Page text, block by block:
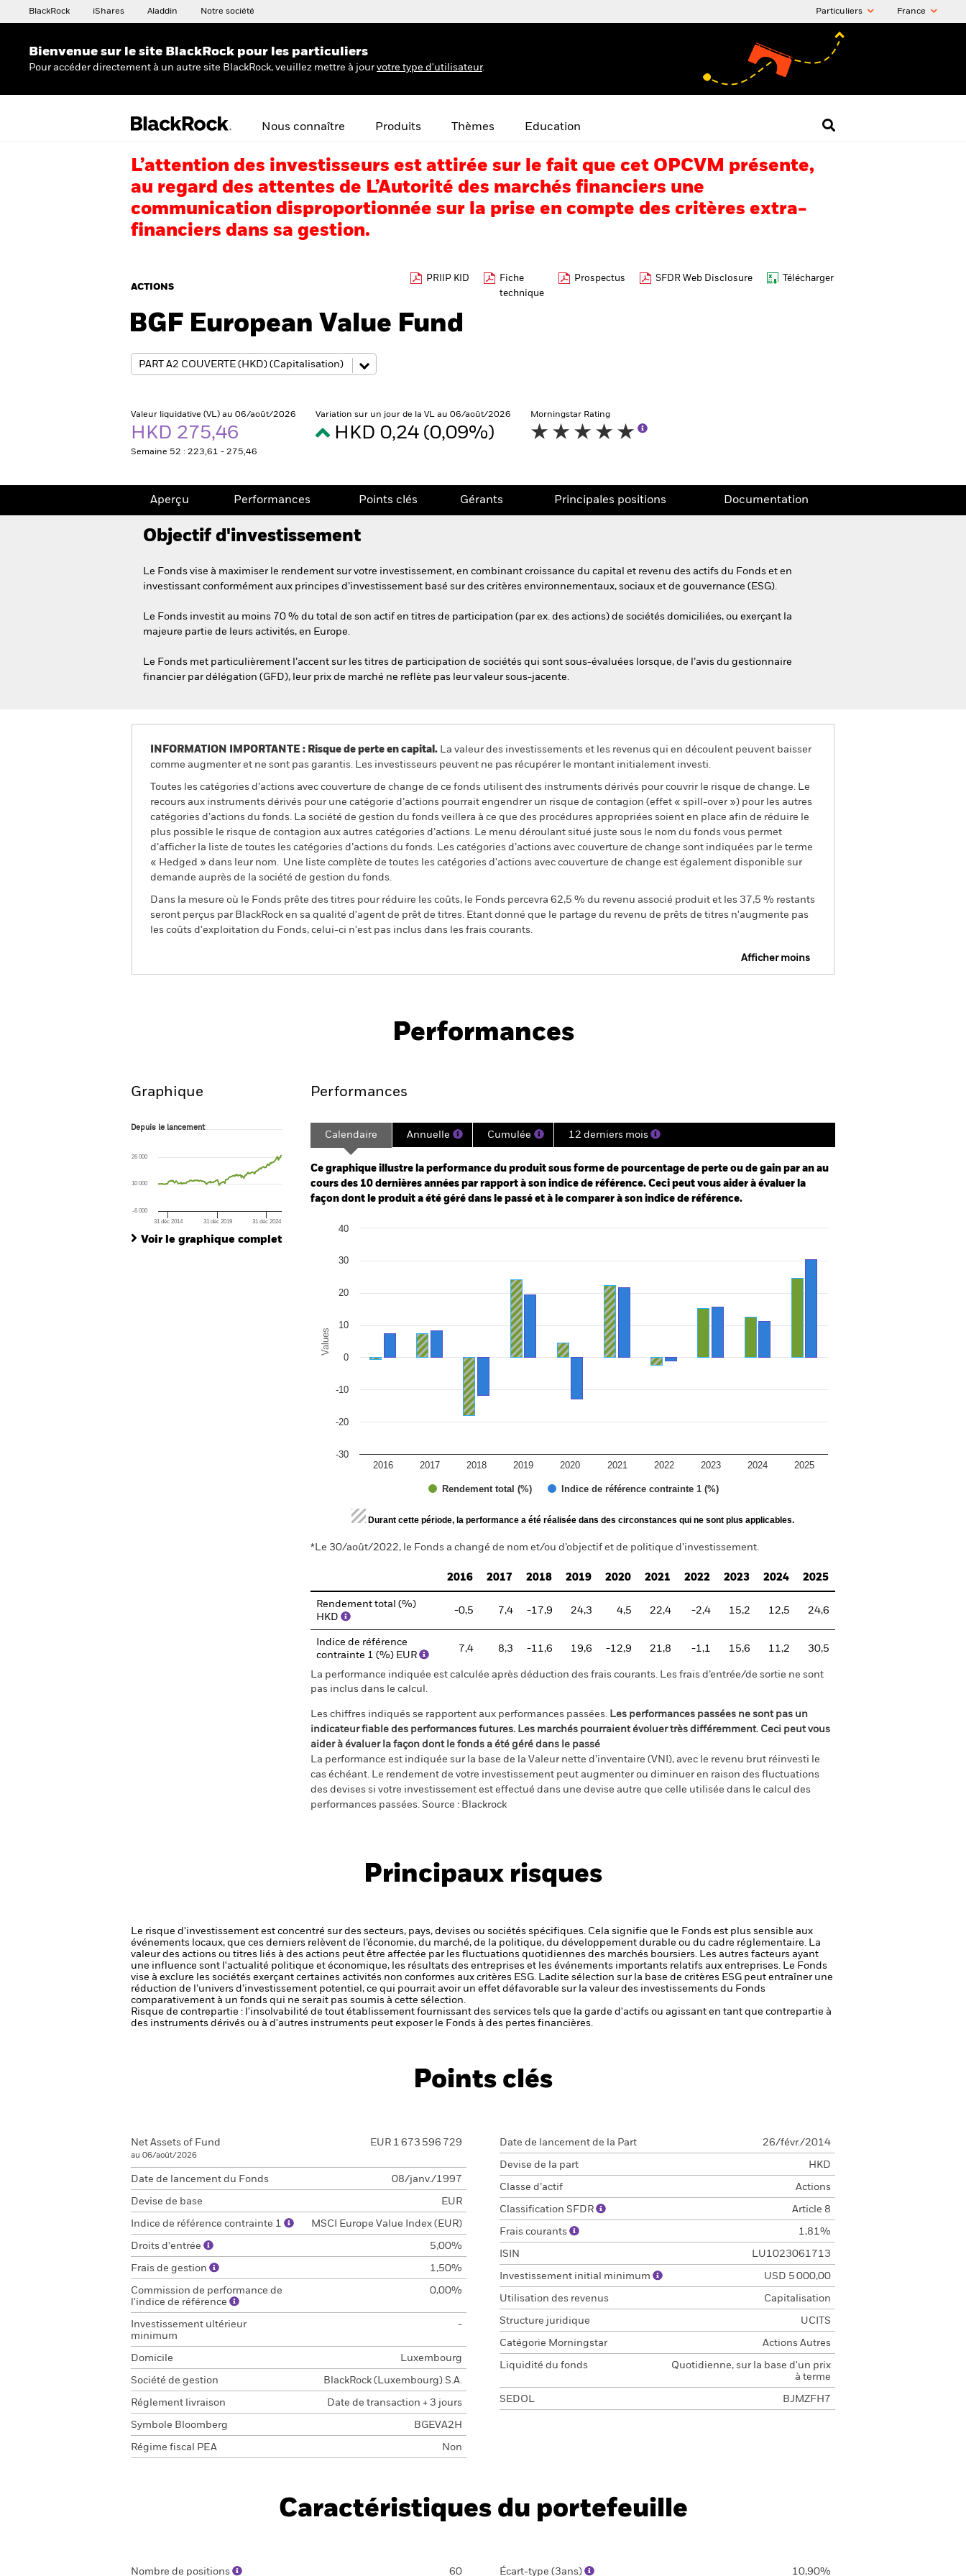
BlackRock iShares Aladdin Notre société Particuliers France
Bienvenue sur le site BlackRock pour les particuliers
Pour accéder directement à un autre site BlackRock, veuillez mettre à jour votre type d'utilisateur.
Nous connaître Produits Thèmes Education
L’attention des investisseurs est attirée sur le fait que cet OPCVM présente,
au regard des attentes de L’Autorité des marchés financiers une
communication disproportionnée sur la prise en compte des critères extra-
financiers dans sa gestion.
ACTIONS
PRIIP KID
Fiche
technique
Prospectus SFDR Web Disclosure Télécharger
BGF European Value Fund
Valeur liquidative (VL) au 06/août/2026
HKD 275,46
Semaine 52 : 223,61 - 275,46
Variation sur un jour de la VL au 06/août/2026
HKD 0,24 (0,09%)
Morningstar Rating
Aperçu Performances Points clés Gérants Principales positions Documentation
Objectif d'investissement
Le Fonds vise à maximiser le rendement sur votre investissement, en combinant croissance du capital et revenu des actifs du Fonds et en
investissant conformément aux principes d’investissement basé sur des critères environnementaux, sociaux et de gouvernance (ESG).
Le Fonds investit au moins 70 % du total de son actif en titres de participation (par ex. des actions) de sociétés domiciliées, ou exerçant la
majeure partie de leurs activités, en Europe.
Le Fonds met particulièrement l’accent sur les titres de participation de sociétés qui sont sous-évaluées lorsque, de l’avis du gestionnaire
financier par délégation (GFD), leur prix de marché ne reflète pas leur valeur sous-jacente.
INFORMATION IMPORTANTE : Risque de perte en capital. La valeur des investissements et les revenus qui en découlent peuvent baisser
comme augmenter et ne sont pas garantis. Les investisseurs peuvent ne pas récupérer le montant initialement investi.
Toutes les catégories d’actions avec couverture de change de ce fonds utilisent des instruments dérivés pour couvrir le risque de change. Le
recours aux instruments dérivés pour une catégorie d’actions pourrait engendrer un risque de contagion (effet « spill-over ») pour les autres
catégories d’actions du fonds. La société de gestion du fonds veillera à ce que des procédures appropriées soient en place afin de réduire le
plus possible le risque de contagion aux autres catégories d’actions. Le menu déroulant situé juste sous le nom du fonds vous permet
d’afficher la liste de toutes les catégories d’actions du fonds. Les catégories d’actions avec couverture de change sont indiquées par le terme
« Hedged » dans leur nom. Une liste complète de toutes les catégories d'actions avec couverture de change est également disponible sur
demande auprès de la société de gestion du fonds.
Dans la mesure où le Fonds prête des titres pour réduire les coûts, le Fonds percevra 62,5 % du revenu associé produit et les 37,5 % restants
seront perçus par BlackRock en sa qualité d'agent de prêt de titres. Etant donné que le partage du revenu de prêts de titres n'augmente pas
les coûts d'exploitation du Fonds, celui-ci n'est pas inclus dans les frais courants.
Afficher moins
Performances
Graphique
Depuis le lancement
The chart has 1 X axis displaying Time. Range: 2014-01-01 00:00:00 to 2026-07-31 00:00:00.
The chart has 1 Y axis displaying values. Range: -160 to 320.
Depuis le lancement
31 déc 2014 31 déc 2019 31 déc 2024
-6 000
10 000
26 000
Voir le graphique complet
Performances
Calendaire Annuelle Cumulée 12 derniers mois
Ce graphique illustre la performance du produit sous forme de pourcentage de perte ou de gain par an au
cours des 10 dernières années par rapport à son indice de référence. Ceci peut vous aider à évaluer la
façon dont le produit a été géré dans le passé et à le comparer à son indice de référence.
Bar chart with 2 data series.
The chart has 1 Y axis displaying Values. Range: -30 to 40.
Values
Rendement total (%) Indice de référence contrainte 1 (%)
2016 2017 2018 2019 2020 2021 2022 2023 2024 2025
-30
-20
-10
0
10
20
30
40
End of interactive chart.
Durant cette période, la performance a été réalisée dans des circonstances qui ne sont plus applicables.
*Le 30/août/2022, le Fonds a changé de nom et/ou d’objectif et de politique d’investissement.
2016 2017 2018 2019 2020 2021 2022 2023 2024 2025
Rendement total (%)
HKD
-0,5 7,4 -17,9 24,3 4,5 22,4 -2,4 15,2 12,5 24,6
Indice de référence
contrainte 1 (%) EUR
7,4 8,3 -11,6 19,6 -12,9 21,8 -1,1 15,6 11,2 30,5
La performance indiquée est calculée après déduction des frais courants. Les frais d’entrée/de sortie ne sont
pas inclus dans le calcul.
Les chiffres indiqués se rapportent aux performances passées. Les performances passées ne sont pas un
indicateur fiable des performances futures. Les marchés pourraient évoluer très différemment. Ceci peut vous
aider à évaluer la façon dont le fonds a été géré dans le passé
La performance est indiquée sur la base de la Valeur nette d’inventaire (VNI), avec le revenu brut réinvesti le
cas échéant. Le rendement de votre investissement peut augmenter ou diminuer en raison des fluctuations
des devises si votre investissement est effectué dans une devise autre que celle utilisée dans le calcul des
performances passées. Source : Blackrock
Principaux risques
Le risque d'investissement est concentré sur des secteurs, pays, devises ou sociétés spécifiques. Cela signifie que le Fonds est plus sensible aux
événements locaux, que ces derniers relèvent de l’économie, du marché, de la politique, du développement durable ou du cadre réglementaire. La
valeur des actions ou titres liés à des actions peut être affectée par les fluctuations quotidiennes des marchés boursiers. Les autres facteurs ayant
une influence sont l'actualité politique et économique, les résultats des entreprises et les événements importants relatifs aux entreprises. Le Fonds
vise à exclure les sociétés exerçant certaines activités non conformes aux critères ESG. Ladite sélection sur la base de critères ESG peut entraîner une
réduction de l’univers d’investissement potentiel, ce qui pourrait avoir un effet défavorable sur la valeur des investissements du Fonds
comparativement à un fonds qui ne serait pas soumis à cette sélection.
Risque de contrepartie : l'insolvabilité de tout établissement fournissant des services tels que la garde d'actifs ou agissant en tant que contrepartie à
des instruments dérivés ou à d'autres instruments peut exposer le Fonds à des pertes financières.
Points clés
Net Assets of Fund
au 06/août/2026
EUR 1 673 596 729
Date de lancement du Fonds 08/janv./1997
Devise de base EUR
Indice de référence contrainte 1 MSCI Europe Value Index (EUR)
Droits d'entrée 5,00%
Frais de gestion 1,50%
Commission de performance de
l'indice de référence
0,00%
Investissement ultérieur
minimum
-
Domicile Luxembourg
Société de gestion BlackRock (Luxembourg) S.A.
Réglement livraison Date de transaction + 3 jours
Symbole Bloomberg BGEVA2H
Régime fiscal PEA Non
Date de lancement de la Part 26/févr./2014
Devise de la part HKD
Classe d’actif Actions
Classification SFDR Article 8
Frais courants 1,81%
ISIN LU1023061713
Investissement initial minimum USD 5 000,00
Utilisation des revenus Capitalisation
Structure juridique UCITS
Catégorie Morningstar Actions Autres
Liquidité du fonds
Quotidienne, sur la base d'un prix
à terme
SEDOL BJMZFH7
Caractéristiques du portefeuille
Nombre de positions 60 Écart-type (3ans) 10,90%